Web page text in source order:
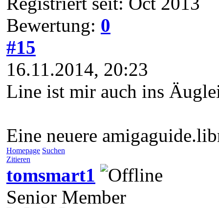
Bewertung: 0
#15
16.11.2014, 20:23
Line ist mir auch ins
Eine neuere
Homepage Suchen
Zitieren
tomsmart1
Senior Member